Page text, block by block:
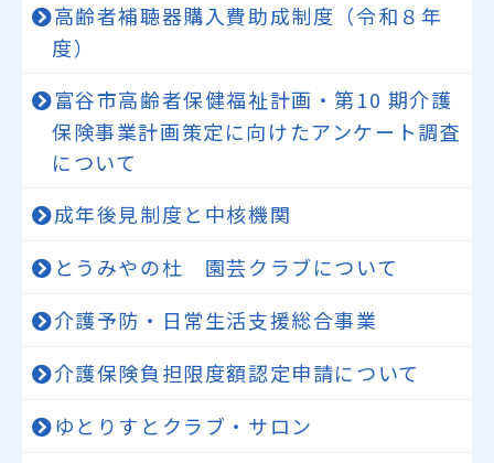
高齢者補聴器購入費助成制度（令和８年
度）
富谷市高齢者保健福祉計画・第10 期介護
保険事業計画策定に向けたアンケート調査
について
成年後見制度と中核機関
とうみやの杜 園芸クラブについて
介護予防・日常生活支援総合事業
介護保険負担限度額認定申請について
ゆとりすとクラブ・サロン